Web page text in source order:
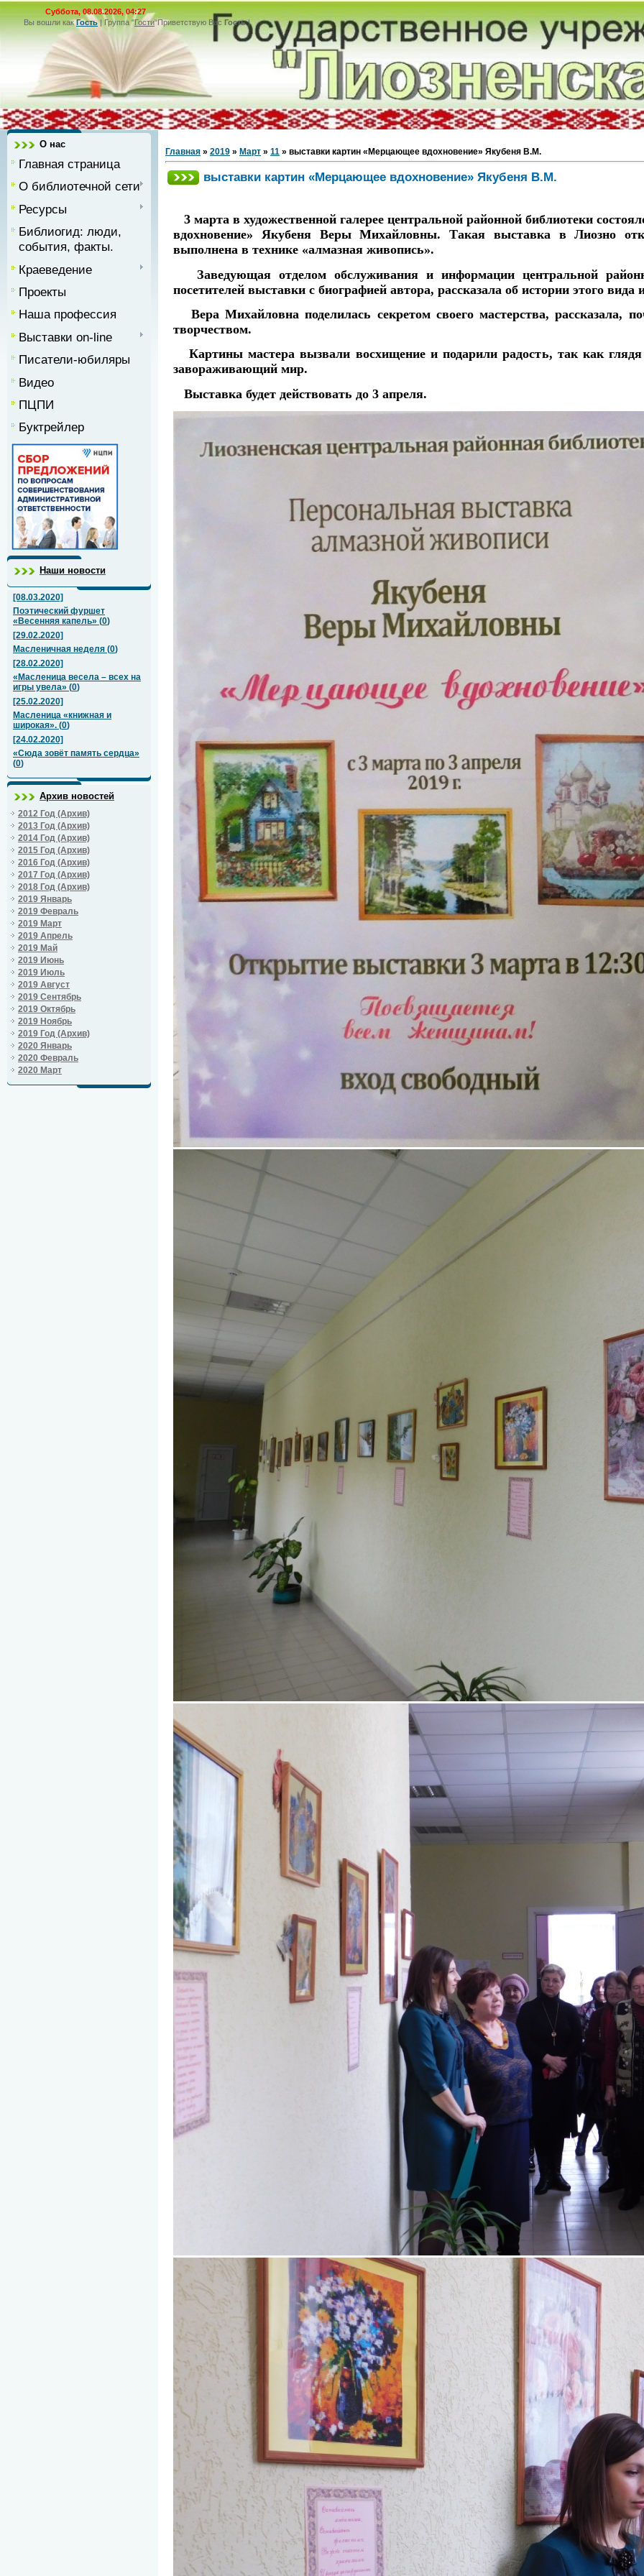
Суббота, 08.08.2026, 04:27
Вы вошли как Гость|Группа"Гости"Приветствую Вас Гость|
О нас
Главная страница
О библиотечной сети
Ресурсы
Библиогид: люди,
события, факты.
Краеведение
Проекты
Наша профессия
Выставки on-line
Писатели-юбиляры
Видео
ПЦПИ
Буктрейлер
Наши новости
[08.03.2020]
Поэтический фуршет
«Весенняя капель» (0)
[29.02.2020]
Масленичная неделя (0)
[28.02.2020]
«Масленица весела – всех на
игры увела» (0)
[25.02.2020]
Масленица «книжная и
широкая». (0)
[24.02.2020]
«Сюда зовёт память сердца»
(0)
Архив новостей
2012 Год (Архив)
2013 Год (Архив)
2014 Год (Архив)
2015 Год (Архив)
2016 Год (Архив)
2017 Год (Архив)
2018 Год (Архив)
2019 Январь
2019 Февраль
2019 Март
2019 Апрель
2019 Май
2019 Июнь
2019 Июль
2019 Август
2019 Сентябрь
2019 Октябрь
2019 Ноябрь
2019 Год (Архив)
2020 Январь
2020 Февраль
2020 Март
Главная » 2019 » Март » 11 » выставки картин «Мерцающее вдохновение» Якубеня В.М.
выставки картин «Мерцающее вдохновение» Якубеня В.М.
3 марта в художественной галерее центральной районной библиотеки
вдохновение» Якубеня Веры Михайловны. Такая выставка в Лиозно
выполнена в технике «алмазная живопись».
Заведующая отделом обслуживания и информации центральной
посетителей выставки с биографией автора, рассказала об истории этого вида
Вера Михайловна поделилась секретом своего мастерства, рассказала,
творчеством.
Картины мастера вызвали восхищение и подарили радость, так как
завораживающий мир.
Выставка будет действовать до 3 апреля.